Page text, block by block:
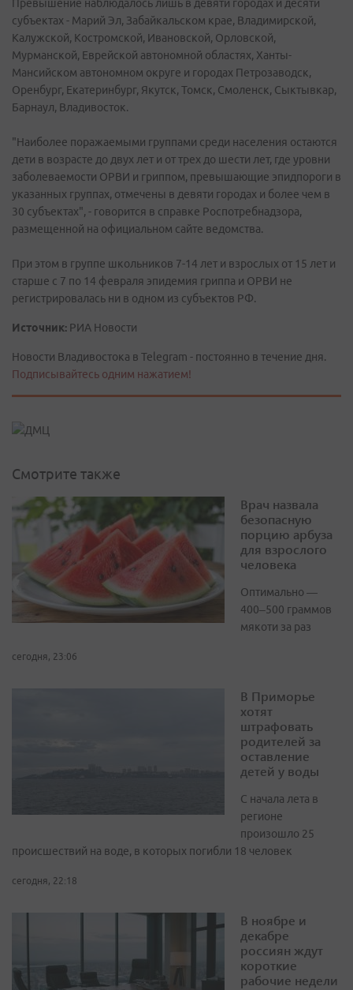
Превышение наблюдалось лишь в девяти городах и десяти
субъектах - Марий Эл, Забайкальском крае, Владимирской,
Калужской, Костромской, Ивановской, Орловской,
Мурманской, Еврейской автономной областях, Ханты-
Мансийском автономном округе и городах Петрозаводск,
Оренбург, Екатеринбург, Якутск, Томск, Смоленск, Сыктывкар,
Барнаул, Владивосток.
"Наиболее поражаемыми группами среди населения остаются
дети в возрасте до двух лет и от трех до шести лет, где уровни
заболеваемости ОРВИ и гриппом, превышающие эпидпороги в
указанных группах, отмечены в девяти городах и более чем в
30 субъектах", - говорится в справке Роспотребнадзора,
размещенной на официальном сайте ведомства.
При этом в группе школьников 7-14 лет и взрослых от 15 лет и
старше с 7 по 14 февраля эпидемия гриппа и ОРВИ не
регистрировалась ни в одном из субъектов РФ.
Источник: РИА Новости
Новости Владивостока в Telegram - постоянно в течение дня.
Подписывайтесь одним нажатием!
Смотрите также
Врач назвала
безопасную
порцию арбуза
для взрослого
человека
Оптимально —
400–500 граммов
мякоти за раз
сегодня, 23:06
В Приморье
хотят
штрафовать
родителей за
оставление
детей у воды
С начала лета в
регионе
произошло 25
происшествий на воде, в которых погибли 18 человек
сегодня, 22:18
В ноябре и
декабре
россиян ждут
короткие
рабочие недели